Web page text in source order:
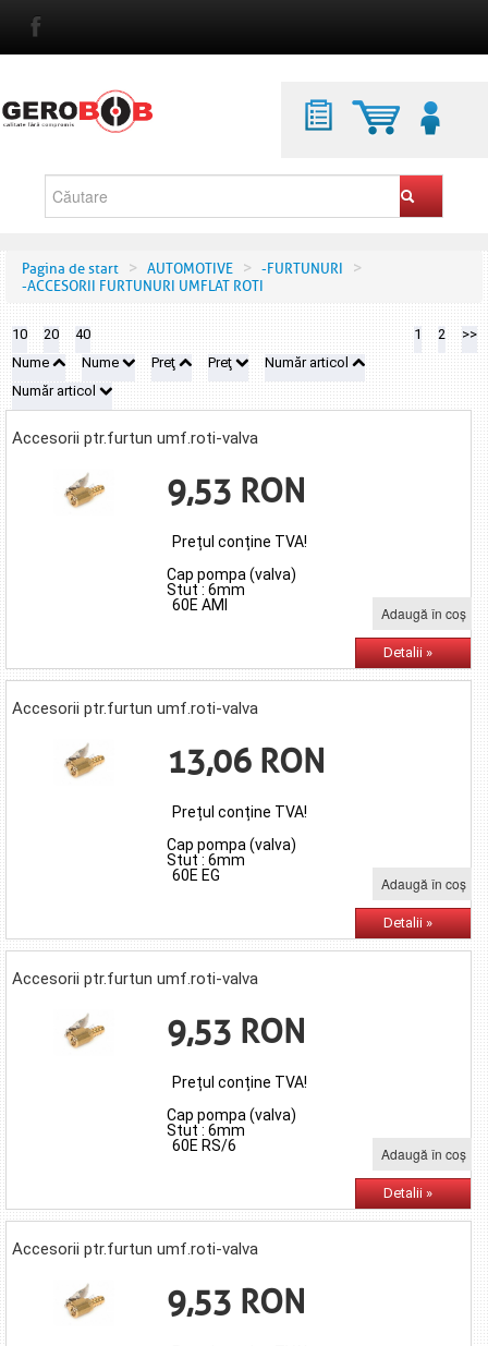
Pagina de start > AUTOMOTIVE > -FURTUNURI >
-ACCESORII FURTUNURI UMFLAT ROTI
1 2 >>
10 20
40
Nume
Nume Preţ Preţ
Număr articol
Număr articol
Accesorii ptr.furtun umf.roti-valva
9,53 RON
Prețul conține TVA!
Cap pompa (valva)
Stut : 6mm
60E AMI
Adaugă în coş
Detalii »
Accesorii ptr.furtun umf.roti-valva
13,06 RON
Prețul conține TVA!
Cap pompa (valva)
Stut : 6mm
60E EG
Adaugă în coş
Detalii »
Accesorii ptr.furtun umf.roti-valva
9,53 RON
Prețul conține TVA!
Cap pompa (valva)
Stut : 6mm
60E RS/6
Adaugă în coş
Detalii »
Accesorii ptr.furtun umf.roti-valva
9,53 RON